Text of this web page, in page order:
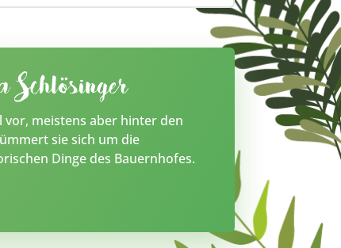
Schlösinger
vor, meistens aber hinter den
sie sich um die
Dinge des Bauernhofes.